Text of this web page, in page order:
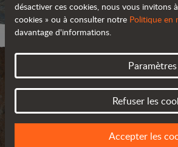
POLITIQUE DE
MISE À JOUR EN MARS
désactiver ces cookies, nous vous invitons
cookies » ou à consulter notre Politique en
davantage d'informations.
Paramètres
Refuser les
Accepter les